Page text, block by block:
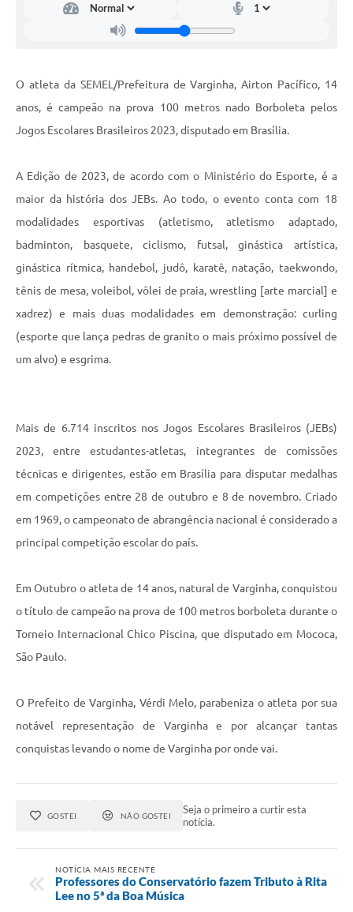
O atleta da SEMEL/Prefeitura de Varginha, Airton Pacífico, 14
anos, é campeão na prova 100 metros nado Borboleta pelos
Jogos Escolares Brasileiros 2023, disputado em Brasília.
A Edição de 2023, de acordo com o Ministério do Esporte, é a
maior da história dos JEBs. Ao todo, o evento conta com 18
modalidades esportivas (atletismo, atletismo adaptado,
badminton, basquete, ciclismo, futsal, ginástica artística,
ginástica rítmica, handebol, judô, karatê, natação, taekwondo,
tênis de mesa, voleibol, vôlei de praia, wrestling [arte marcial] e
xadrez) e mais duas modalidades em demonstração: curling
(esporte que lança pedras de granito o mais próximo possível de
um alvo) e esgrima.
Mais de 6.714 inscritos nos Jogos Escolares Brasileiros (JEBs)
2023, entre estudantes-atletas, integrantes de comissões
técnicas e dirigentes, estão em Brasília para disputar medalhas
em competições entre 28 de outubro e 8 de novembro. Criado
em 1969, o campeonato de abrangência nacional é considerado a
principal competição escolar do país.
Em Outubro o atleta de 14 anos, natural de Varginha, conquistou
o título de campeão na prova de 100 metros borboleta durante o
Torneio Internacional Chico Piscina, que disputado em Mococa,
São Paulo.
O Prefeito de Varginha, Vérdi Melo, parabeniza o atleta por sua
notável representação de Varginha e por alcançar tantas
conquistas levando o nome de Varginha por onde vai.
GOSTEI NÃO GOSTEI
Seja o primeiro a curtir esta
notícia.
NOTÍCIA MAIS RECENTE
Professores do Conservatório fazem Tributo à Rita
Lee no 5ª da Boa Música